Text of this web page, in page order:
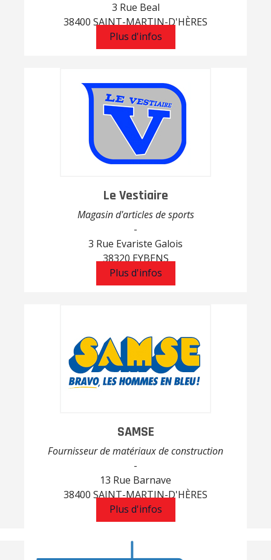
3 Rue Beal
38400 SAINT-MARTIN-D'HÈRES
Plus d'infos
Le Vestiaire
Magasin d'articles de sports
-
3 Rue Evariste Galois
38320 EYBENS
Plus d'infos
SAMSE
Fournisseur de matériaux de construction
-
13 Rue Barnave
38400 SAINT-MARTIN-D'HÈRES
Plus d'infos